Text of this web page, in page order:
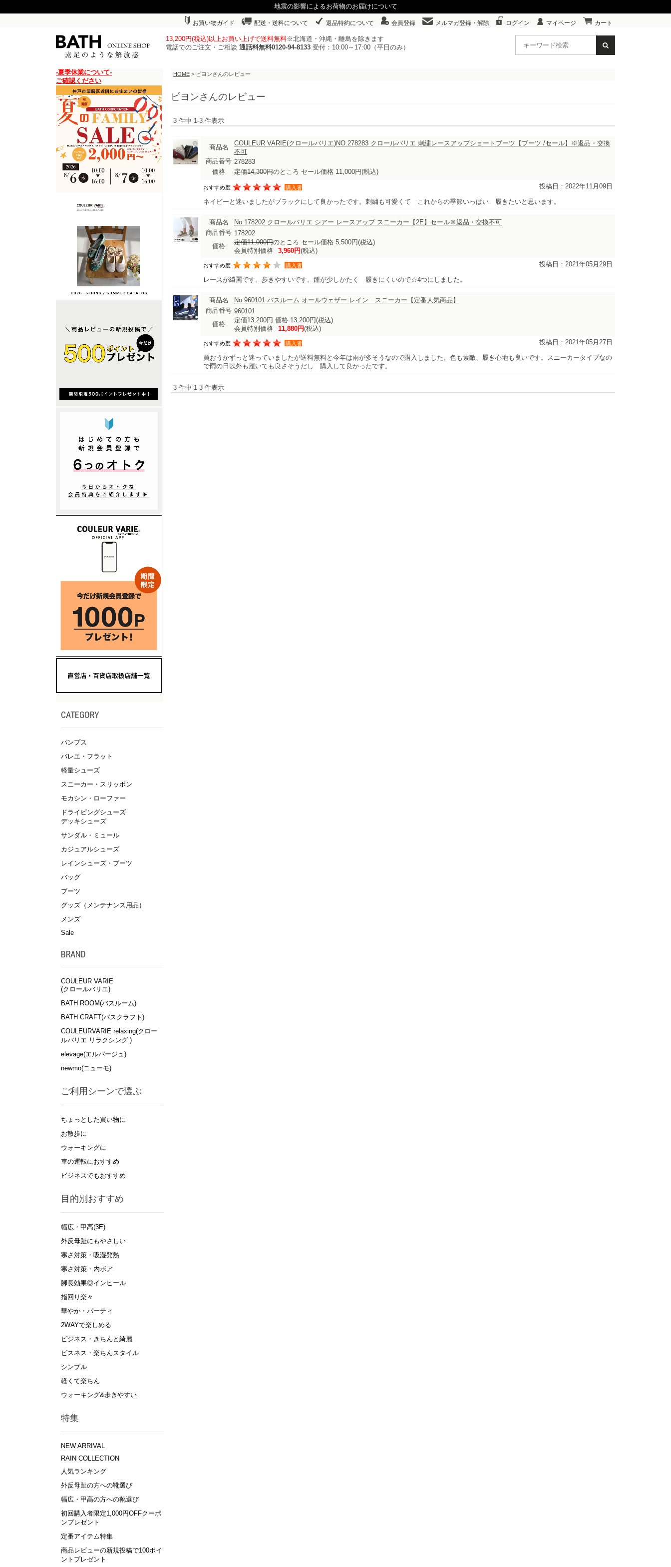
地震の影響によるお荷物のお届けについて
お買い物ガイド 配送・送料について 返品特約について 会員登録 メルマガ登録・解除 ログイン マイページ カート
13,200円(税込)以上お買い上げで送料無料※北海道・沖縄・離島を除きます
電話でのご注文・ご相談 通話料無料0120-94-8133 受付：10:00～17:00（平日のみ）
-夏季休業について-
ご確認ください
CATEGORY
パンプス
バレエ・フラット
軽量シューズ
スニーカー・スリッポン
モカシン・ローファー
ドライビングシューズ
デッキシューズ
サンダル・ミュール
カジュアルシューズ
レインシューズ・ブーツ
バッグ
ブーツ
グッズ（メンテナンス用品）
メンズ
Sale
BRAND
COULEUR VARIE
(クロールバリエ)
BATH ROOM(バスルーム)
BATH CRAFT(バスクラフト)
COULEURVARIE relaxing(クロー
ルバリエ リラクシング )
elevage(エルバージュ)
newmo(ニューモ)
ご利用シーンで選ぶ
ちょっとした買い物に
お散歩に
ウォーキングに
車の運転におすすめ
ビジネスでもおすすめ
目的別おすすめ
幅広・甲高(3E)
外反母趾にもやさしい
寒さ対策・吸湿発熱
寒さ対策・内ボア
脚長効果◎インヒール
指回り楽々
華やか・パーティ
2WAYで楽しめる
ビジネス・きちんと綺麗
ビスネス・楽ちんスタイル
シンプル
軽くて楽ちん
ウォーキング&歩きやすい
特集
NEW ARRIVAL
RAIN COLLECTION
人気ランキング
外反母趾の方への靴選び
幅広・甲高の方への靴選び
初回購入者限定1,000円OFFクーポ
ンプレゼント
定番アイテム特集
商品レビューの新規投稿で100ポイ
ントプレゼント
HOME > ピヨンさんのレビュー
ピヨンさんのレビュー
3 件中 1-3 件表示
商品名
COULEUR VARIE(クロールバリエ)NO.278283 クロールバリエ 刺繍レースアップショートブーツ【ブーツ /セール】※返品・交換
不可
商品番号 278283
価格
定価14,300円のところ セール価格 11,000円(税込)
投稿日：2022年11月09日
おすすめ度 購入者
ネイビーと迷いましたがブラックにして良かったです。刺繍も可愛くて これからの季節いっぱい 履きたいと思います。
商品名
No.178202 クロールバリエ シアー レースアップ スニーカー【2E】セール※返品・交換不可
商品番号 178202
価格
定価11,000円のところ セール価格 5,500円(税込)
会員特別価格
3,960円(税込)
投稿日：2021年05月29日
おすすめ度 購入者
レースが綺麗です。歩きやすいです。踵が少しかたく 履きにくいので☆4つにしました。
商品名
No.960101 バスルーム オールウェザー レイン スニーカー【定番人気商品】
商品番号 960101
価格
定価13,200円 価格 13,200円(税込)
会員特別価格
11,880円(税込)
投稿日：2021年05月27日
おすすめ度 購入者
買おうかずっと迷っていましたが送料無料と今年は雨が多そうなので購入しました。色も素敵、履き心地も良いです。スニーカータイプなの
で雨の日以外も履いても良さそうだし 購入して良かったです。
3 件中 1-3 件表示